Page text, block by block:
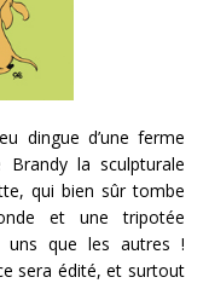
dingue d’une ferme
la sculpturale
qui bien sûr tombe
et une tripotée
uns que les autres !
sera édité, et surtout